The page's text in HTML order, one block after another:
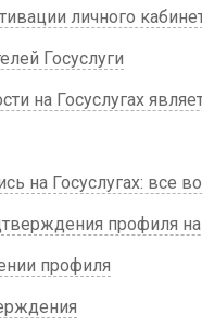
личного
Госуслуги
на Госуслугах
на Госуслугах: все
профиля на
профиля